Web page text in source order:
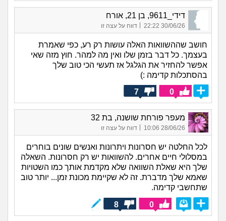
דידי_9611, בן 21, אורח
30/06/26 22:22 דווח על עצה זו
חושב שההשוואות האלה עושות רק רע, כפי שאמרת
בעצמך. כל דבר בזמן שלו ואין מה למהר. חוץ מזה שאי
אפשר להחזיר את הגלגל אז תעשי הכי טוב שלך
בהסתכלות קדימה :)
0
7
מעפר פורחת שושנה, בת 32
28/06/26 10:06 דווח על עצה זו
לכל החלטה יש חסרונות ויתרונות ואנשים שונים בוחרים
במסלולי חיים אחרים. להשוואות יש רק חסרונות. השאלה
שלך היא שאלת השוואה שלא מקדמת אותך כמו השטויות
שאמא שלך מדברת. זה לא שקיימת מכונת זמן... יותר טוב
שתחשבי קדימה.
0
8